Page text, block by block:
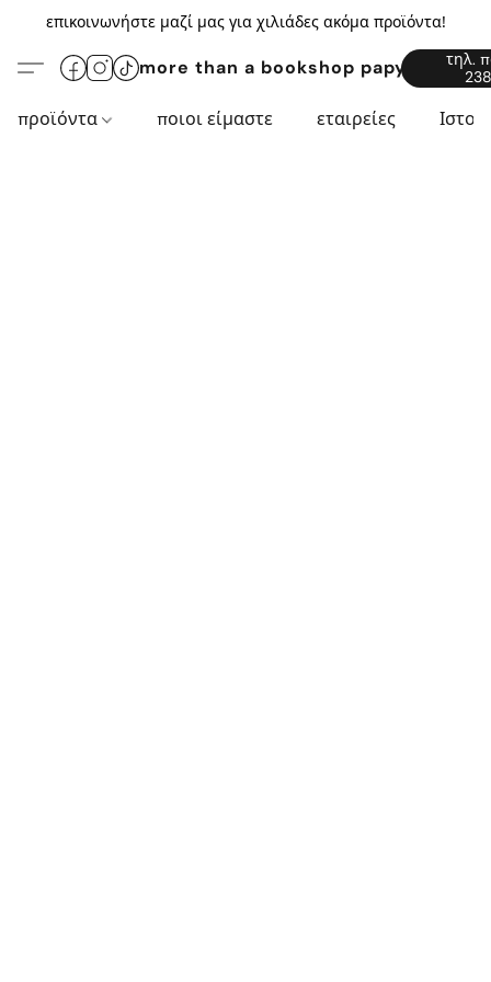
επικοινωνήστε μαζί μας για χιλιάδες ακόμα προϊόντα!
more than a bookshop
τηλ.
προϊόντα ποιοι είμαστε εταιρείες